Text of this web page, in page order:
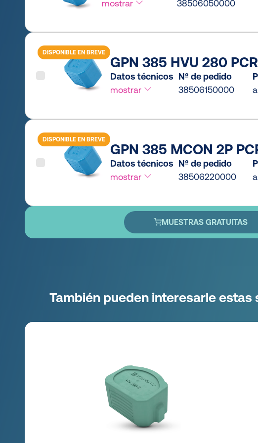
mostrar
38506050000
DISPONIBLE EN BREVE
GPN 385 HVU 280
Datos técnicos
mostrar
Nº de pedido
38506150000
DISPONIBLE EN BREVE
GPN 385 MCON 2P
Datos técnicos
mostrar
Nº de pedido
38506220000
MUESTRAS GRATUITAS
También pueden interesarle estas